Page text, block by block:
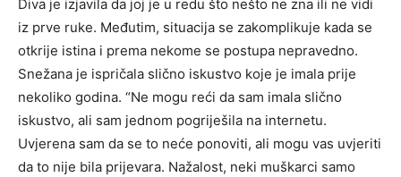
Diva je izjavila da joj je u redu što nešto ne zna ili ne vidi
iz prve ruke. Međutim, situacija se zakomplikuje kada se
otkrije istina i prema nekome se postupa nepravedno.
Snežana je ispričala slično iskustvo koje je imala prije
nekoliko godina. “Ne mogu reći da sam imala slično
iskustvo, ali sam jednom pogriješila na internetu.
Uvjerena sam da se to neće ponoviti, ali mogu vas uvjeriti
da to nije bila prijevara. Nažalost, neki muškarci samo